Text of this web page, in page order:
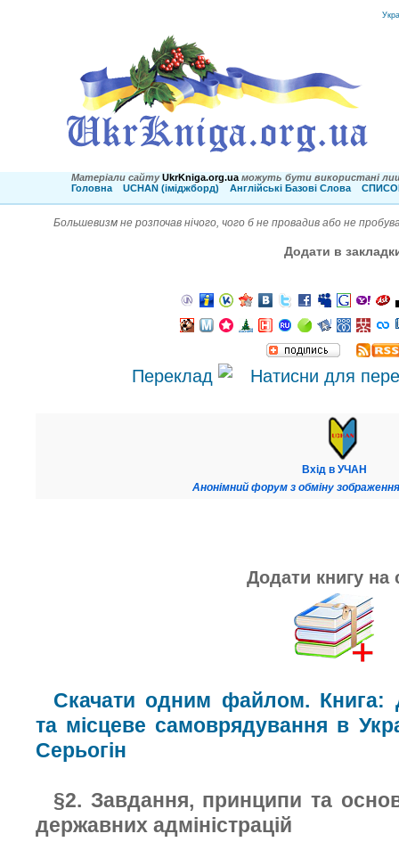
Матеріали сайту UkrKniga.org.ua можуть бути використані
Головна
UCHAN (іміджборд) Англійські Базові Слова
Большевизм не розпочав нічого, чого б не провадив або не
Додати в
Переклад
Вхід в УЧАН
Анонімний форум з обміну
Додати книгу на
Скачати одним файлом. Книга:
та місцеве самоврядування в
Серьогін
§2. Завдання, принципи та
державних адміністрацій